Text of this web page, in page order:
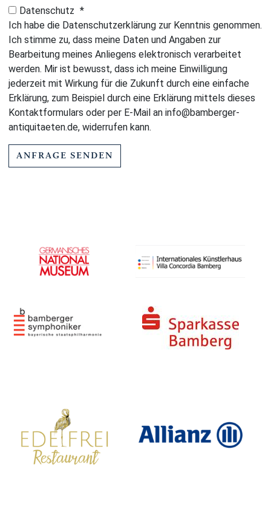
Datenschutz *
Ich habe die Datenschutzerklärung zur Kenntnis genommen.
Ich stimme zu, dass meine Daten und Angaben zur
Bearbeitung meines Anliegens elektronisch verarbeitet
werden. Mir ist bewusst, dass ich meine Einwilligung
jederzeit mit Wirkung für die Zukunft durch eine einfache
Erklärung, zum Beispiel durch eine Erklärung mittels dieses
Kontaktformulars oder per E-Mail an info@bamberger-
antiquitaeten.de, widerrufen kann.
ANFRAGE SENDEN